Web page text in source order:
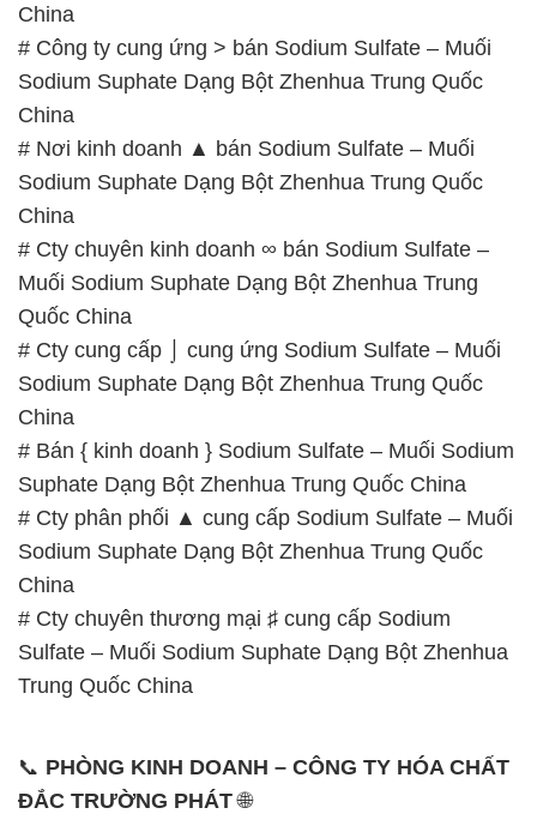
China
# Công ty cung ứng > bán Sodium Sulfate – Muối
Sodium Suphate Dạng Bột Zhenhua Trung Quốc
China
# Nơi kinh doanh ▲ bán Sodium Sulfate – Muối
Sodium Suphate Dạng Bột Zhenhua Trung Quốc
China
# Cty chuyên kinh doanh ∞ bán Sodium Sulfate –
Muối Sodium Suphate Dạng Bột Zhenhua Trung
Quốc China
# Cty cung cấp ⌡ cung ứng Sodium Sulfate – Muối
Sodium Suphate Dạng Bột Zhenhua Trung Quốc
China
# Bán { kinh doanh } Sodium Sulfate – Muối Sodium
Suphate Dạng Bột Zhenhua Trung Quốc China
# Cty phân phối ▲ cung cấp Sodium Sulfate – Muối
Sodium Suphate Dạng Bột Zhenhua Trung Quốc
China
# Cty chuyên thương mại ♯ cung cấp Sodium
Sulfate – Muối Sodium Suphate Dạng Bột Zhenhua
Trung Quốc China
📞 PHÒNG KINH DOANH – CÔNG TY HÓA CHẤT
ĐẮC TRƯỜNG PHÁT🌐